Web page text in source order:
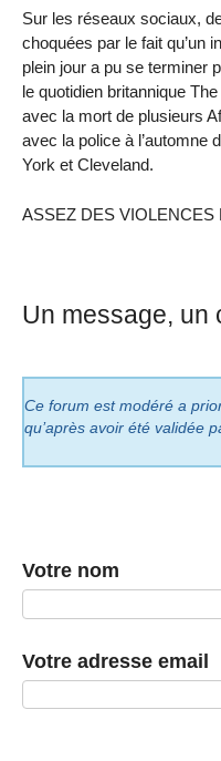
Sur les réseaux sociaux,
choquées par le fait qu’un
plein jour a pu se terminer
le quotidien britannique
avec la mort de plusieurs
avec la police à l’automne
York et Cleveland.
ASSEZ DES VIOLENCES
Un message, un
Ce forum est modéré a
qu’après avoir été validée
Votre nom
Votre adresse email